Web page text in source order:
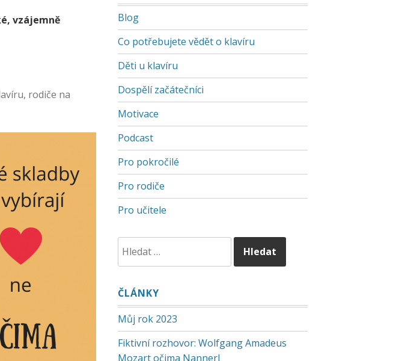
vzájemně
, rodiče na
Blog
Co potřebujete vědět o klavíru
Děti u klavíru
Dospělí začátečníci
Motivace
Podcast
Pro pokročilé
Pro rodiče
Pro učitele
ČLÁNKY
Můj rok 2023
Fiktivní rozhovor: Wolfgang Amadeus
Mozart očima Nannerl